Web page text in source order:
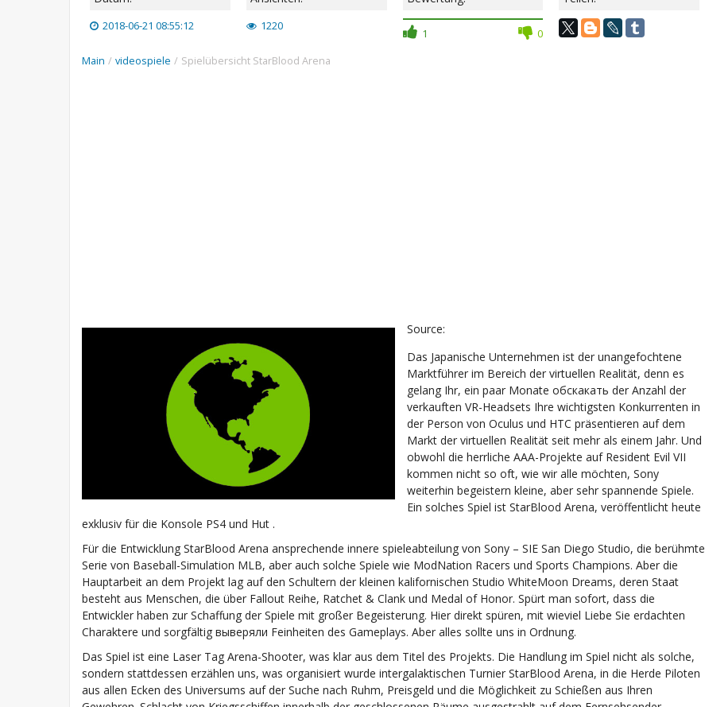
2018-06-21 08:55:12 1220
1 0
Main / videospiele / Spielübersicht StarBlood Arena
Source:
Das Japanische Unternehmen ist der unangefochtene
Marktführer im Bereich der virtuellen Realität, denn es
gelang Ihr, ein paar Monate обскакать der Anzahl der
verkauften VR-Headsets Ihre wichtigsten Konkurrenten in
der Person von Oculus und HTC präsentieren auf dem
Markt der virtuellen Realität seit mehr als einem Jahr. Und
obwohl die herrliche AAA-Projekte auf Resident Evil VII
kommen nicht so oft, wie wir alle möchten, Sony
weiterhin begeistern kleine, aber sehr spannende Spiele.
Ein solches Spiel ist StarBlood Arena, veröffentlicht heute
exklusiv für die Konsole PS4 und Hut .
Für die Entwicklung StarBlood Arena ansprechende innere spieleabteilung von Sony – SIE San Diego Studio, die berühmte
Serie von Baseball-Simulation MLB, aber auch solche Spiele wie ModNation Racers und Sports Champions. Aber die
Hauptarbeit an dem Projekt lag auf den Schultern der kleinen kalifornischen Studio WhiteMoon Dreams, deren Staat
besteht aus Menschen, die über Fallout Reihe, Ratchet & Clank und Medal of Honor. Spürt man sofort, dass die
Entwickler haben zur Schaffung der Spiele mit großer Begeisterung. Hier direkt spüren, mit wieviel Liebe Sie erdachten
Charaktere und sorgfältig выверяли Feinheiten des Gameplays. Aber alles sollte uns in Ordnung.
Das Spiel ist eine Laser Tag Arena-Shooter, was klar aus dem Titel des Projekts. Die Handlung im Spiel nicht als solche,
sondern stattdessen erzählen uns, was organisiert wurde intergalaktischen Turnier StarBlood Arena, in die Herde Piloten
aus allen Ecken des Universums auf der Suche nach Ruhm, Preisgeld und die Möglichkeit zu Schießen aus Ihren